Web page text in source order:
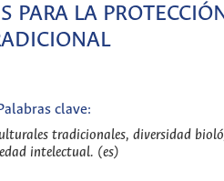
PARA LA
Palabras clave:
tradicionales, diversidad
intelectual. (es)